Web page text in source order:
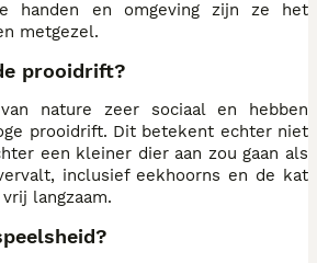
handen en omgeving zijn ze het
metgezel.
prooidrift?
nature zeer sociaal en hebben
prooidrift. Dit betekent echter niet
een kleiner dier aan zou gaan als
inclusief eekhoorns en de kat
langzaam.